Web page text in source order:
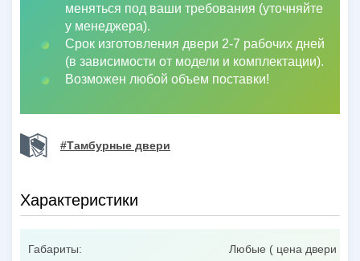
меняться под ваши требования (уточняйте
у менеджера).
Срок изготовления двери 2-7 рабочих дней
(в зависимости от модели и комплектации).
Возможен любой объем поставки!
#Тамбурные двери
Характеристики
Габариты: Любые ( цена двери